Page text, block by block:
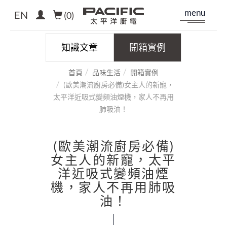
menu
(0)
EN
知識文章 開箱實例
首頁 品味生活
開箱實例
(歐美潮流廚房必備)女主人的新寵，
太平洋近吸式變頻油煙機，家人不再用
肺吸油！
(歐美潮流廚房必備)
女主人的新寵，太平
洋近吸式變頻油煙
機，家人不再用肺吸
油！